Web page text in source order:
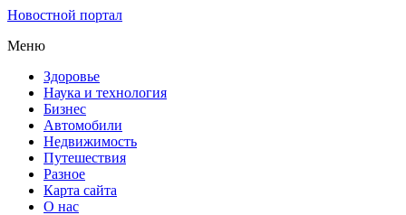
Новостной портал
Меню
Здоровье
Наука и технология
Бизнес
Автомобили
Недвижимость
Путешествия
Разное
Карта сайта
О нас